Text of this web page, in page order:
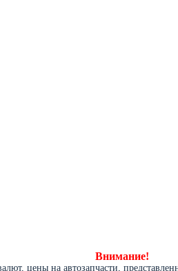
Внимание!
цены на автозапчасти,